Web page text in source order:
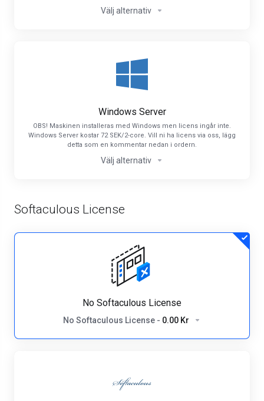
Välj alternativ
Windows Server
OBS! Maskinen installeras med Windows men licens ingår inte.
Windows Server kostar 72 SEK/2-core. Vill ni ha licens via oss, lägg
detta som en kommentar nedan i ordern.
Välj alternativ
Softaculous License
No Softaculous License
No Softaculous License - 0.00 Kr